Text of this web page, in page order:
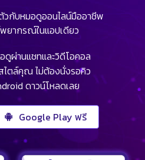
วกับหมอดูออนไลน์มืออาชีพ
ยากรณ์ในแอปเดียว
ผ่านแชทและวิดีโอคอล
ไตล์คุณ ไม่ต้องนั่งรอคิว
ดาวน์โหลดเลย
Google Play ฟรี